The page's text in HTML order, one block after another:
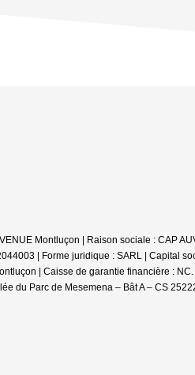
Montluçon | Raison sociale : CAP
| Forme juridique : SARL | Capital
| Caisse de garantie financière :
du Parc de Mesemena – Bât A – CS